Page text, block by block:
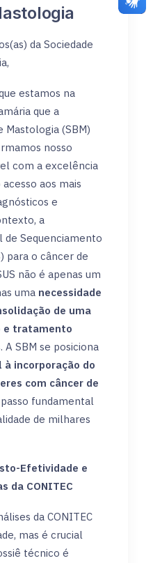
da Sociedade
estamos na
que a
Mastologia (SBM)
nosso
com a excelência
aos mais
e
a
de Sequenciamento
para o câncer de
não é apenas um
uma necessidade
de uma
e tratamento
A SBM se posiciona
incorporação do
com câncer de
fundamental
de milhares
Efetividade e
da CONITEC
da CONITEC
mas é crucial
técnico é